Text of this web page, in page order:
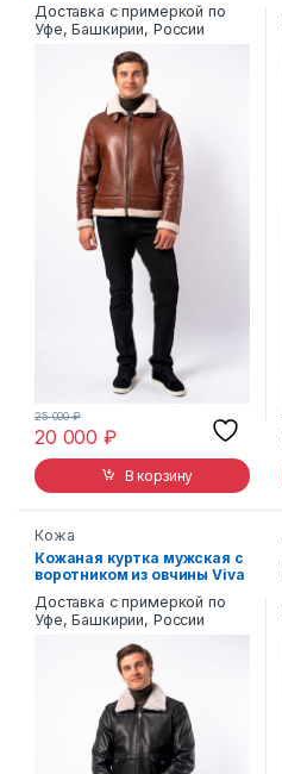
Доставка с примеркой по
Уфе, Башкирии, России
20 000₽
25 000₽
В корзину
Кожа
Кожаная куртка мужская с
воротником из овчины Viva
Доставка с примеркой по
Уфе, Башкирии, России